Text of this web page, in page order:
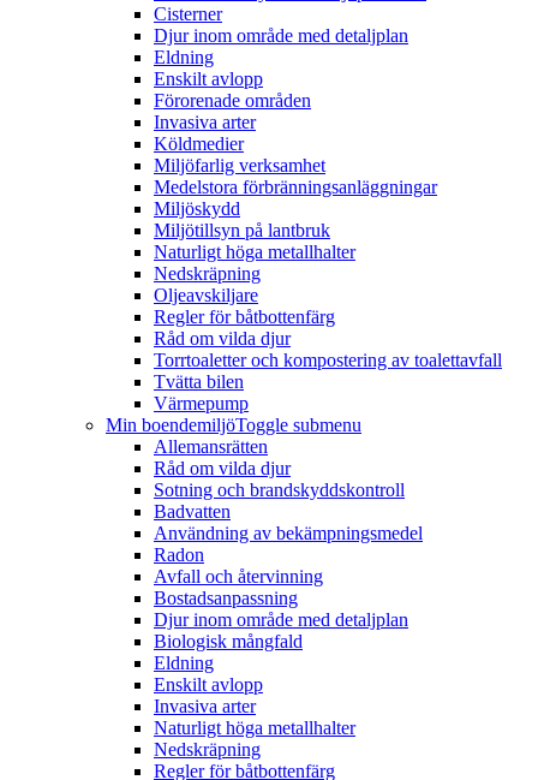
Cisterner
Djur inom område med detaljplan
Eldning
Enskilt avlopp
Förorenade områden
Invasiva arter
Köldmedier
Miljöfarlig verksamhet
Medelstora förbränningsanläggningar
Miljöskydd
Miljötillsyn på lantbruk
Naturligt höga metallhalter
Nedskräpning
Oljeavskiljare
Regler för båtbottenfärg
Råd om vilda djur
Torrtoaletter och kompostering av toalettavfall
Tvätta bilen
Värmepump
Min boendemiljöToggle submenu
Allemansrätten
Råd om vilda djur
Sotning och brandskyddskontroll
Badvatten
Användning av bekämpningsmedel
Radon
Avfall och återvinning
Bostadsanpassning
Djur inom område med detaljplan
Biologisk mångfald
Eldning
Enskilt avlopp
Invasiva arter
Naturligt höga metallhalter
Nedskräpning
Regler för båtbottenfärg